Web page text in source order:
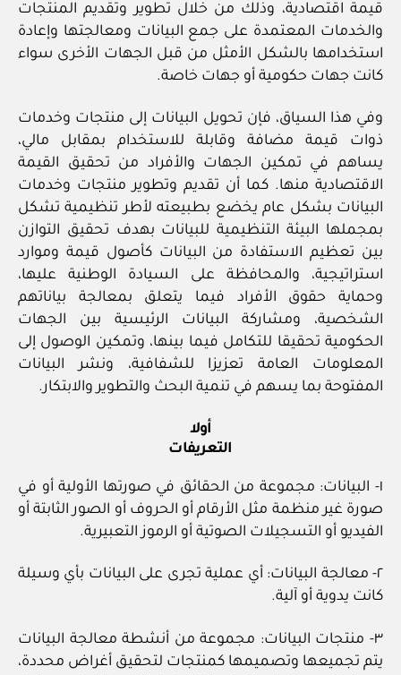
قيمة اقتصادية، وذلك من خلال تطوير وتقديم المنتجات
والخدمات المعتمدة على جمع البيانات ومعالجتها وإعادة
استخدامها بالشكل الأمثل من قبل الجهات الأخرى سواء
كانت جهات حكومية أو جهات خاصة.
وفي هذا السياق، فإن تحويل البيانات إلى منتجات وخدمات
ذوات قيمة مضافة وقابلة للاستخدام بمقابل مالي،
يساهم في تمكين الجهات والأفراد من تحقيق القيمة
الاقتصادية منها. كما أن تقديم وتطوير منتجات وخدمات
البيانات بشكل عام يخضع بطبيعته لأطر تنظيمية تشكل
بمجملها البيئة التنظيمية للبيانات بهدف تحقيق التوازن
بين تعظيم الاستفادة من البيانات كأصول قيمة وموارد
استراتيجية، والمحافظة على السيادة الوطنية عليها،
وحماية حقوق الأفراد فيما يتعلق بمعالجة بياناتهم
الشخصية، ومشاركة البيانات الرئيسية بين الجهات
الحكومية تحقيقا للتكامل فيما بينها، وتمكين الوصول إلى
المعلومات العامة تعزيزا للشفافية، ونشر البيانات
المفتوحة بما يسهم في تنمية البحث والتطوير والابتكار.
أولا
التعريفات
١- البيانات: مجموعة من الحقائق في صورتها الأولية أو في
صورة غير منظمة مثل الأرقام أو الحروف أو الصور الثابتة أو
الفيديو أو التسجيلات الصوتية أو الرموز التعبيرية.
٢- معالجة البيانات: أي عملية تجرى على البيانات بأي وسيلة
كانت يدوية أو آلية.
٣- منتجات البيانات: مجموعة من أنشطة معالجة البيانات
يتم تجميعها وتصميمها كمنتجات لتحقيق أغراض محددة،